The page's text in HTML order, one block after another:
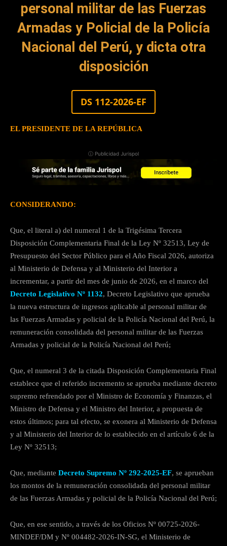
personal militar de las Fuerzas
Armadas y Policial de la Policía
Nacional del Perú, y dicta otra
disposición
DS 112-2026-EF
EL PRESIDENTE DE LA REPÚBLICA
ⓘ Publicidad Jurispol
CONSIDERANDO:
Que, el literal a) del numeral 1 de la Trigésima Tercera
Disposición Complementaria Final de la Ley Nº 32513, Ley de
Presupuesto del Sector Público para el Año Fiscal 2026, autoriza
al Ministerio de Defensa y al Ministerio del Interior a
incrementar, a partir del mes de junio de 2026, en el marco del
Decreto Legislativo Nº 1132, Decreto Legislativo que aprueba
la nueva estructura de ingresos aplicable al personal militar de
las Fuerzas Armadas y policial de la Policía Nacional del Perú, la
remuneración consolidada del personal militar de las Fuerzas
Armadas y policial de la Policía Nacional del Perú;
Que, el numeral 3 de la citada Disposición Complementaria Final
establece que el referido incremento se aprueba mediante decreto
supremo refrendado por el Ministro de Economía y Finanzas, el
Ministro de Defensa y el Ministro del Interior, a propuesta de
estos últimos; para tal efecto, se exonera al Ministerio de Defensa
y al Ministerio del Interior de lo establecido en el artículo 6 de la
Ley Nº 32513;
Que, mediante Decreto Supremo Nº 292-2025-EF, se aprueban
los montos de la remuneración consolidada del personal militar
de las Fuerzas Armadas y policial de la Policía Nacional del Perú;
Que, en ese sentido, a través de los Oficios Nº 00725-2026-
MINDEF/DM y Nº 004482-2026-IN-SG, el Ministerio de